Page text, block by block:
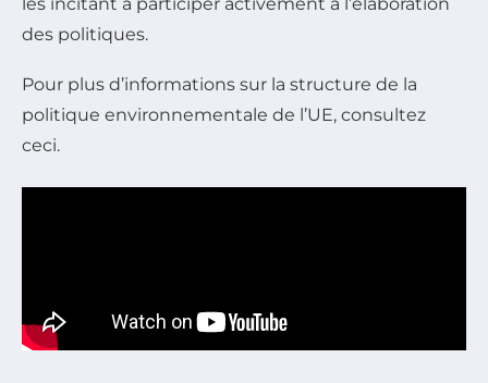
des politiques.
Pour plus d’informations sur la structure de la
politique environnementale de l’UE, consultez
ceci.